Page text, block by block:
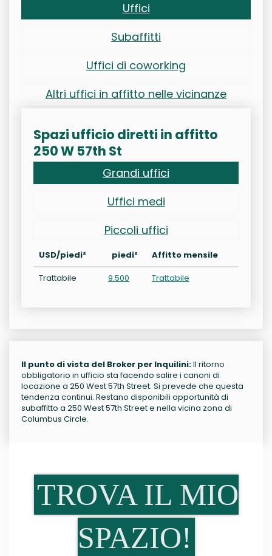
Uffici
Subaffitti
Uffici di coworking
Altri uffici in affitto nelle vicinanze
Spazi ufficio diretti in affitto
250 W 57th St
Grandi uffici
Uffici medi
Piccoli uffici
USD/piedi² piedi²
Affitto mensile
Trattabile
9.500 Trattabile
Il punto di vista del Broker per Inquilini:Il ritorno
obbligatorio in ufficio sta facendo salire i canoni di
locazione a 250 West 57th Street. Si prevede che questa
tendenza continui. Restano disponibili opportunità di
subaffitto a 250 West 57th Street e nella vicina zona di
Columbus Circle.
TROVA IL MIO
SPAZIO!